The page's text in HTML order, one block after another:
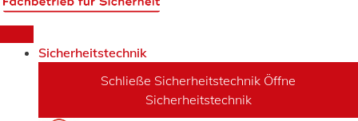
Sicherheitstechnik
Schließe Sicherheitstechnik Öffne
Sicherheitstechnik